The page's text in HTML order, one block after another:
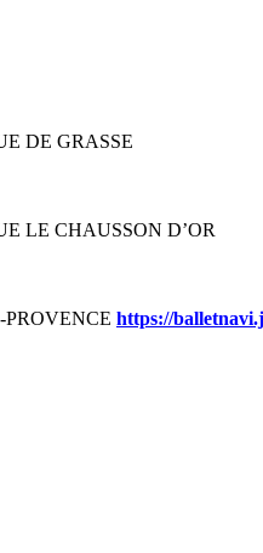
DE GRASSE
LE CHAUSSON D’OR
https://